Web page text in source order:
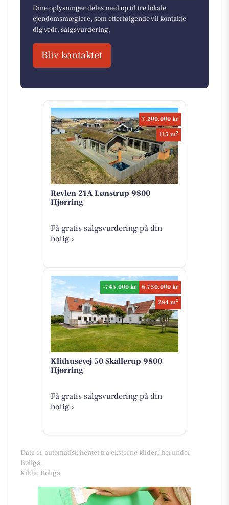
Dine oplysninger deles med op til tre lokale
ejendomsmæglere, som efterfølgende vil kontakte
dig vedr. salgsvurdering.
Bliv kontaktet
7.200.000 kr
115 m2
Revlen 21A Lønstrup 9800
Hjørring
Få gratis salgsvurdering på din
bolig ›
-745.000 kr
6.750.000 kr
284 m2
Klithusevej 50 Skallerup 9800
Hjørring
Få gratis salgsvurdering på din
bolig ›
Data er automatisk hentet fra eksterne kilder, herunder
Boliga.
Kilde: Boliga